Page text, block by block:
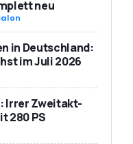
neu
in Deutschland:
im Juli 2026
Irrer Zweitakt-
280 PS